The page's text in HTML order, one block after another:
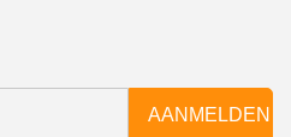
AANMELDEN